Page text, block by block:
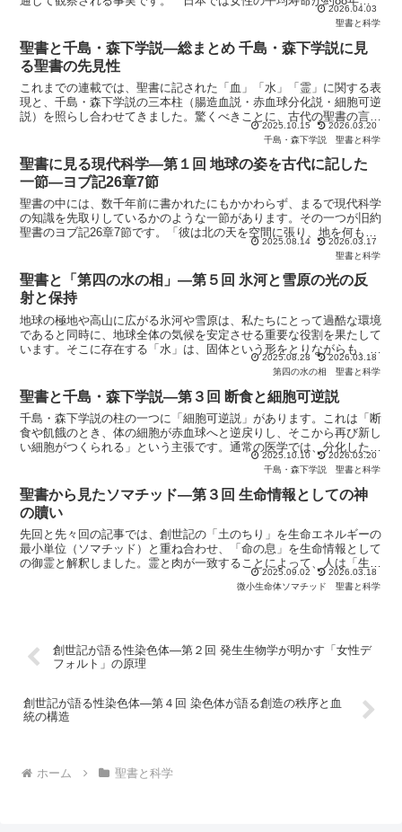
あるのに対し、男性は約81年であり、その差はおよそ７年...2026.04.03
聖書と科学
聖書と千島・森下学説―総まとめ 千島・森下学説に見
る聖書の先見性
これまでの連載では、聖書に記された「血」「水」「霊」に関する表
現と、千島・森下学説の三本柱（腸造血説・赤血球分化説・細胞可逆
説）を照らし合わせてきました。驚くべきことに、古代の聖書の言葉
と近代以降に提唱された学説が、同じ命の真理を指し示して...
2025.10.15
2026.03.20
千島・森下学説
聖書と科学
聖書に見る現代科学―第１回 地球の姿を古代に記した
一節―ヨブ記26章7節
聖書の中には、数千年前に書かれたにもかかわらず、まるで現代科学
の知識を先取りしているかのような一節があります。その一つが旧約
聖書のヨブ記26章7節です。「彼は北の天を空間に張り、地を何もな
い所に掛けられる。」（口語訳）ヨブ記の成立年代につい...
2025.08.14
2026.03.17
聖書と科学
聖書と「第四の水の相」―第５回 氷河と雪原の光の反
射と保持
地球の極地や高山に広がる氷河や雪原は、私たちにとって過酷な環境
であると同時に、地球全体の気候を安定させる重要な役割を果たして
います。そこに存在する「水」は、固体という形をとりながらも、光
との不思議な相互作用を通じて、地球規模の調和を生み出し...
2025.08.28
2026.03.18
第四の水の相
聖書と科学
聖書と千島・森下学説―第３回 断食と細胞可逆説
千島・森下学説の柱の一つに「細胞可逆説」があります。これは「断
食や飢餓のとき、体の細胞が赤血球へと逆戻りし、そこから再び新し
い細胞がつくられる」という主張です。通常の医学では、分化した細
胞は不可逆的であるとされますが、千島学説はそれを覆し、...
2025.10.10
2026.03.20
千島・森下学説
聖書と科学
聖書から見たソマチッド―第３回 生命情報としての神
の贖い
先回と先々回の記事では、創世記の「土のちり」を生命エネルギーの
最小単位（ソマチッド）と重ね合わせ、「命の息」を生命情報として
の御霊と解釈しました。霊と肉が一致することによって、人は「生き
たもの」となる――そこには生命の根本構造が表されていま...
2025.09.02
2026.03.18
微小生命体ソマチッド
聖書と科学
創世記が語る性染色体―第２回 発生生物学が明かす「女性デ
フォルト」の原理
創世記が語る性染色体―第４回 染色体が語る創造の秩序と血
統の構造
ホーム 聖書と科学